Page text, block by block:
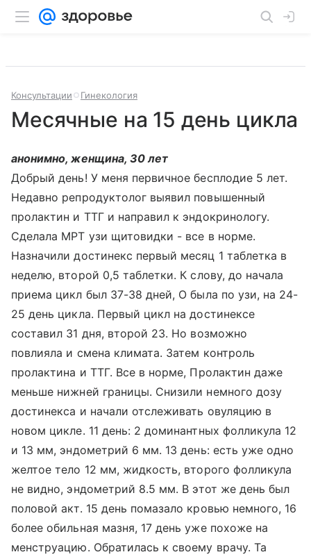
Консультации Гинекология
Месячные на 15 день цикла
анонимно, женщина, 30 лет
Добрый день! У меня первичное бесплодие 5 лет.
Недавно репродуктолог выявил повышенный
пролактин и ТТГ и направил к эндокринологу.
Сделала МРТ узи щитовидки - все в норме.
Назначили достинекс первый месяц 1 таблетка в
неделю, второй 0,5 таблетки. К слову, до начала
приема цикл был 37-38 дней, О была по узи, на 24-
25 день цикла. Первый цикл на достинексе
составил 31 дня, второй 23. Но возможно
повлияла и смена климата. Затем контроль
пролактина и ТТГ. Все в норме, Пролактин даже
меньше нижней границы. Снизили немного дозу
достинекса и начали отслеживать овуляцию в
новом цикле. 11 день: 2 доминантных фолликула 12
и 13 мм, эндометрий 6 мм. 13 день: есть уже одно
желтое тело 12 мм, жидкость, второго фолликула
не видно, эндометрий 8.5 мм. В этот же день был
половой акт. 15 день помазало кровью немного, 16
более обильная мазня, 17 день уже похоже на
менструацию. Обратилась к своему врачу. Та